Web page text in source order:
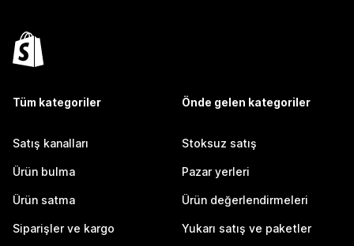
Tüm kategoriler
Satış kanalları
Ürün bulma
Ürün satma
Siparişler ve kargo
Önde gelen kategoriler
Stoksuz satış
Pazar yerleri
Ürün değerlendirmeleri
Yukarı satış ve paketler